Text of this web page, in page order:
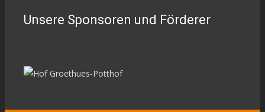
Unsere Sponsoren und Förderer